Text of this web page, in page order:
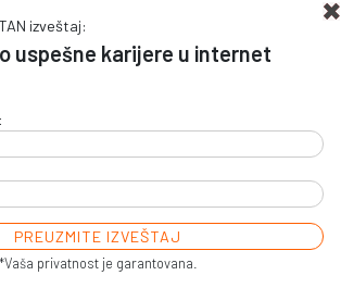
izveštaj:
uspešne karijere u internet
*Vaša privatnost je garantovana.
+381 (0)11 7856 156
SALES
E-BUSINESS & E-MARKETING